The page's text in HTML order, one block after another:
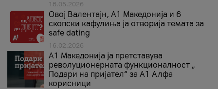
18.05.2026
Овој Валентајн, A1 Македонија и 6
скопски кафулиња ја отворија темата за
safe dating
16.02.2026
А1 Македонија ја претставува
револуционерната функционалност „
Подари на пријател“ за А1 Алфа
корисници